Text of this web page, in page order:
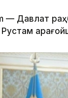
— Давлат